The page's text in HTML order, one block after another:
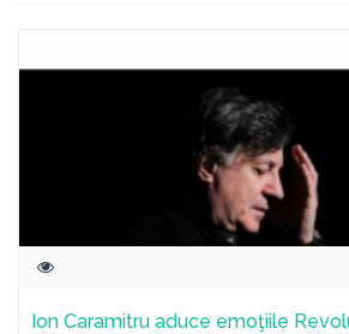
Ion Caramitru aduce emoţiile